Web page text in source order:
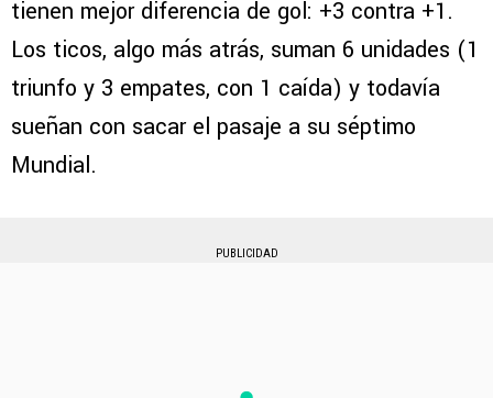
tienen mejor diferencia de gol: +3 contra +1.
Los ticos, algo más atrás, suman 6 unidades (1
triunfo y 3 empates, con 1 caída) y todavía
sueñan con sacar el pasaje a su séptimo
Mundial.
PUBLICIDAD